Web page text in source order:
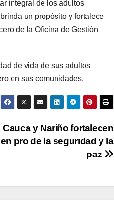
integral de los adultos
un propósito y fortalece
de la Oficina de Gestión
de vida de sus adultos
en sus comunidades.
y Nariño fortalecen
pro de la seguridad y la
paz